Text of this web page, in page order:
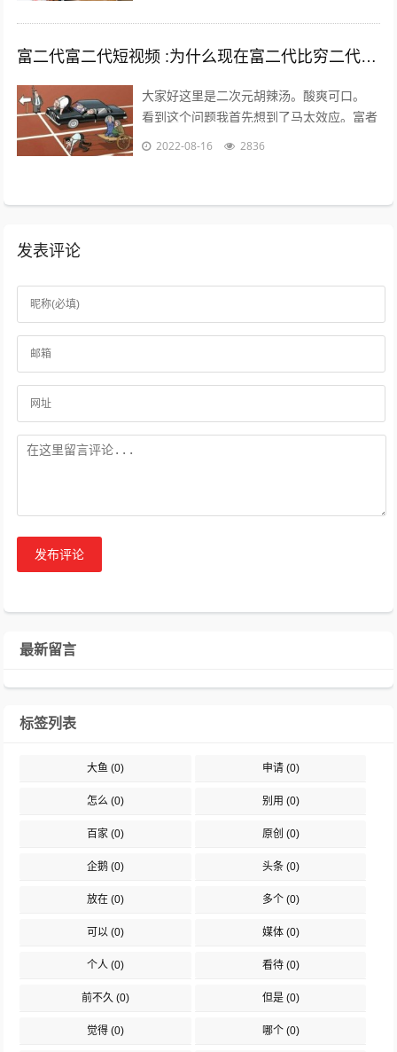
富二代富二代短视频 :为什么现在富二代比穷二代努力？
大家好这里是二次元胡辣汤。酸爽可口。
看到这个问题我首先想到了马太效应。富者
更富，穷者更穷。这也是一个不争的事实。
2022-08-16 2836
发表评论
发布评论
最新留言
标签列表
大鱼 (0) 申请(0)
怎么 (0) 别用 (0)
百家 (0) 原创 (0)
企鹅 (0) 头条(0)
放在 (0) 多个(0)
可以 (0) 媒体(0)
个人 (0) 看待(0)
前不久 (0) 但是(0)
觉得 (0) 哪个(0)